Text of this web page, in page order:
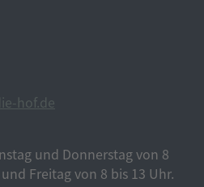
hof.de
und Donnerstag von 8
Freitag von 8 bis 13 Uhr.